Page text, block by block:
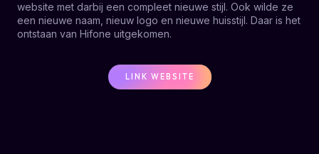
website met darbij een compleet nieuwe stijl. Ook wilde ze
een nieuwe naam, nieuw logo en nieuwe huisstijl. Daar is het
ontstaan van Hifone uitgekomen.
LINK WEBSITE